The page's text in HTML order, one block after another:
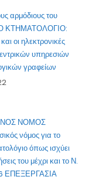
αρμόδιους του
ΚΤΗΜΑΤΟΛΟΓΙΟ:
οι ηλεκτρονικές
υπηρεσιών
γραφείων
ΝΟΜΟΣ
νόμος για το
όπως ισχύει
του μέχρι και το Ν.
ΕΠΕΞΕΡΓΑΣΙΑ